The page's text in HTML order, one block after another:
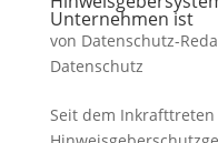
Unternehmen ist
von Datenschutz-
Datenschutz
Seit dem Inkrafttreten